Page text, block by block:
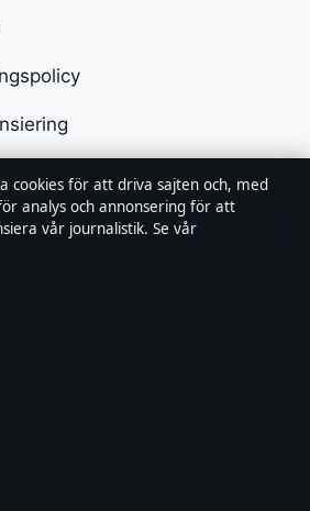
cookies för att driva sajten och, med
analys och annonsering för att
vår journalistik. Se vår